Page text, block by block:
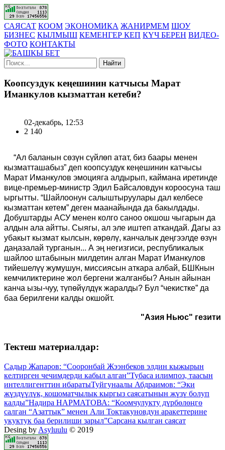
САЯСАТ КООМ ЭКОНОМИКА ЖАНИРМЕМ ШОУ
БИЗНЕС КЫЛМЫШ КЕМЕНГЕР КЕП КҮЧ БЕРЕН ВИДЕО-
ФОТО КОНТАКТЫ
Найти
Коопсуздук кеңешинин катчысы Марат
Иманкулов кызматтан кетеби?
02-декабрь, 12:53
2 140
“Ал баланын сөзүн сүйлөп атат, биз баары менен
кызматташабыз” деп коопсуздук кеңешинин катчысы
Марат Иманкулов эмоцияга алдырып, каймана иретинде
вице-премьер-министр Эдил Байсаловдун короосуна таш
ыргытты. “Шайлоонун салыштыруулары дал келбесе
кызматтан кетем” деген маанайында да бакылдады.
Добуштарды АСУ менен колго саноо окшош чыгарын да
алдын ала айтты. Сыягы, ал эле иштеп аткандай. Дагы аз
убакыт кызмат кылсын, көрөлү, канчалык деңгээлде өзүн
даңазалай турганын... А эң негизгиси, республикалык
шайлоо штабынын милдетин алган Марат Иманкулов
тийешелүү жумушун, миссиясын аткара албай, БШКнын
кемчиликтерине жол бергени жалганбы? Анын айынан
канча ызы-чуу, түпөйүлдүк жаралды? Бул “чекистке” да
баа берилгени калды окшойт.
"Азия Ньюс" гезити
Тектеш материалдар:
Садыр Жапаров: “Сооронбай Жээнбеков элдин кыжырын
келтирген чечимдерди кабыл алган”Тубаса илимпоз, таасын
интеллигенттин ибаратыТуйгунаалы Абдраимов: “Эки
жүздүүлүк, кошоматчылык кыргыз саясатынын жүзү болуп
калды”Надира НАРМАТОВА: “Коомчулукту дүрбөлөңгө
салган “Азаттык” менен Али Токтакуновдун аракеттерине
укуктук баа берилиши зарыл”Сарсана кылган саясат
Desing by Asyluulu © 2019